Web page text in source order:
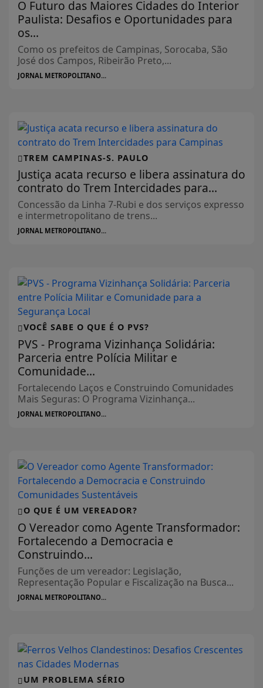
O Futuro das Maiores Cidades do Interior
Paulista: Desafios e Oportunidades para
os...
Como os prefeitos de Campinas, Sorocaba, São
José dos Campos, Ribeirão Preto,...
JORNAL METROPOLITANO...
TREM CAMPINAS-S. PAULO
Justiça acata recurso e libera assinatura do
contrato do Trem Intercidades para...
Concessão da Linha 7-Rubi e dos serviços expresso
e intermetropolitano de trens...
JORNAL METROPOLITANO...
VOCÊ SABE O QUE É O PVS?
PVS - Programa Vizinhança Solidária:
Parceria entre Polícia Militar e
Comunidade...
Fortalecendo Laços e Construindo Comunidades
Mais Seguras: O Programa Vizinhança...
JORNAL METROPOLITANO...
O QUE É UM VEREADOR?
O Vereador como Agente Transformador:
Fortalecendo a Democracia e
Construindo...
Funções de um vereador: Legislação,
Representação Popular e Fiscalização na Busca...
JORNAL METROPOLITANO...
UM PROBLEMA SÉRIO